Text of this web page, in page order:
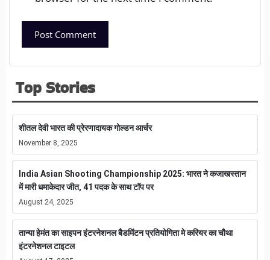
Top Stories
शीतल देवी भारत की प्रेरणादायक गोल्डन आर्चर
November 8, 2025
India Asian Shooting Championship 2025: भारत ने कजाखस्तान
में मारी धमाकेदार जीत, 41 पदक के साथ टॉप पर
August 24, 2025
तान्या हेमंत का साइपन इंटरनेशनल बैडमिंटन प्रतियोगिता मे करियर का चौथा
इंटरनेशनल टाइटल